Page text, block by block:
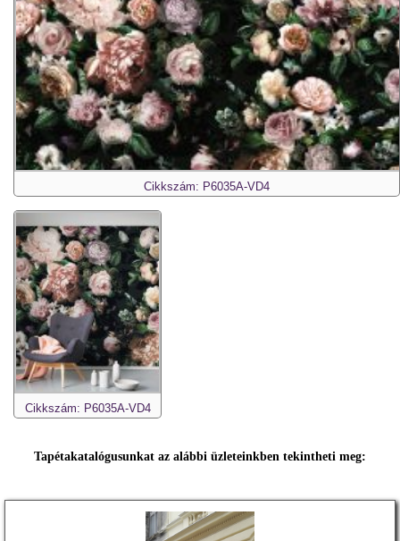
Cikkszám: P6035A-VD4
Cikkszám: P6035A-VD4
Tapétakatalógusunkat az alábbi üzleteinkben tekintheti meg: